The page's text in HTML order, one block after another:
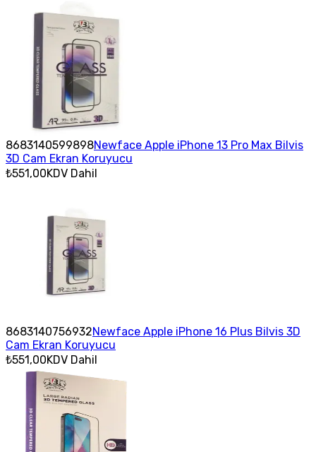
8683140599898Newface Apple iPhone 13 Pro Max Bilvis
3D Cam Ekran Koruyucu
₺551,00KDV Dahil
8683140756932Newface Apple iPhone 16 Plus Bilvis 3D
Cam Ekran Koruyucu
₺551,00KDV Dahil